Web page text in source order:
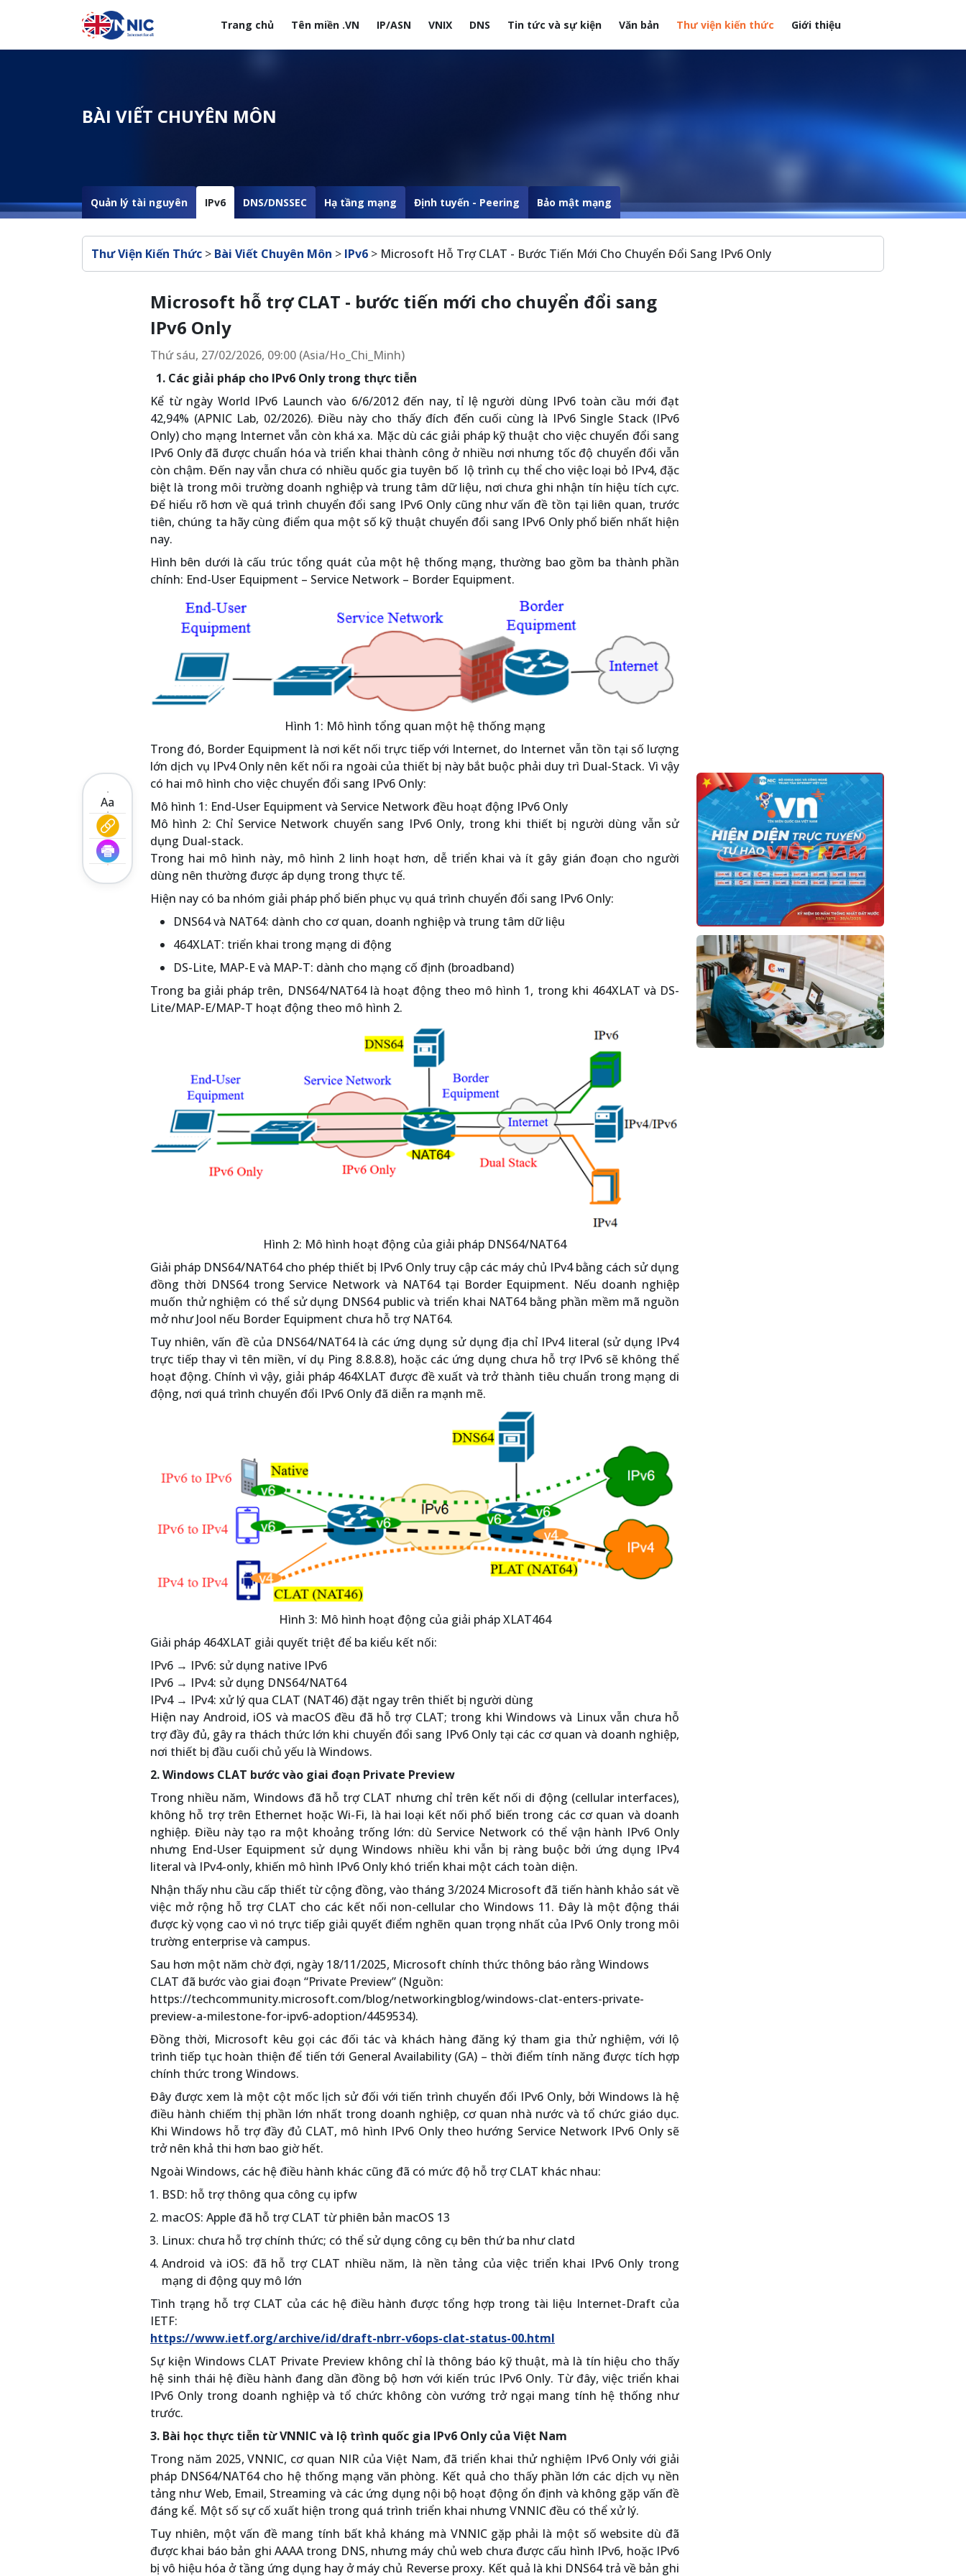
Nhảy đến nội dung
Trang chủ Tên miền .VN IP/ASN VNIX DNS Tin tức và sự kiện Văn bản Thư viện kiến thức Giới thiệu
Menuheader của website
BÀI VIẾT CHUYÊN MÔN
Quản lý tài nguyên IPv6 DNS/DNSSEC Hạ tầng mạng Định tuyến - Peering Bảo mật mạng
Breadcrumb
Thư Viện Kiến Thức > Bài Viết Chuyên Môn > IPv6 > Microsoft Hỗ Trợ CLAT - Bước Tiến Mới Cho Chuyển Đổi Sang IPv6 Only
Aa
Microsoft hỗ trợ CLAT - bước tiến mới cho chuyển đổi sang
IPv6 Only
Thứ sáu, 27/02/2026, 09:00 (Asia/Ho_Chi_Minh)
1. Các giải pháp cho IPv6 Only trong thực tiễn
Kể từ ngày World IPv6 Launch vào 6/6/2012 đến nay, tỉ lệ người dùng IPv6 toàn cầu mới đạt
42,94% (APNIC Lab, 02/2026). Điều này cho thấy đích đến cuối cùng là IPv6 Single Stack (IPv6
Only) cho mạng Internet vẫn còn khá xa. Mặc dù các giải pháp kỹ thuật cho việc chuyển đổi sang
IPv6 Only đã được chuẩn hóa và triển khai thành công ở nhiều nơi nhưng tốc độ chuyển đổi vẫn
còn chậm. Đến nay vẫn chưa có nhiều quốc gia tuyên bố lộ trình cụ thể cho việc loại bỏ IPv4, đặc
biệt là trong môi trường doanh nghiệp và trung tâm dữ liệu, nơi chưa ghi nhận tín hiệu tích cực.
Để hiểu rõ hơn về quá trình chuyển đổi sang IPv6 Only cũng như vấn đề tồn tại liên quan, trước
tiên, chúng ta hãy cùng điểm qua một số kỹ thuật chuyển đổi sang IPv6 Only phổ biến nhất hiện
nay.
Hình bên dưới là cấu trúc tổng quát của một hệ thống mạng, thường bao gồm ba thành phần
chính: End-User Equipment – Service Network – Border Equipment.
Hình 1: Mô hình tổng quan một hệ thống mạng
Trong đó, Border Equipment là nơi kết nối trực tiếp với Internet, do Internet vẫn tồn tại số lượng
lớn dịch vụ IPv4 Only nên kết nối ra ngoài của thiết bị này bắt buộc phải duy trì Dual-Stack. Vì vậy
có hai mô hình cho việc chuyển đổi sang IPv6 Only:
Mô hình 1: End-User Equipment và Service Network đều hoạt động IPv6 Only
Mô hình 2: Chỉ Service Network chuyển sang IPv6 Only, trong khi thiết bị người dùng vẫn sử
dụng Dual-stack.
Trong hai mô hình này, mô hình 2 linh hoạt hơn, dễ triển khai và ít gây gián đoạn cho người
dùng nên thường được áp dụng trong thực tế.
Hiện nay có ba nhóm giải pháp phổ biến phục vụ quá trình chuyển đổi sang IPv6 Only:
DNS64 và NAT64: dành cho cơ quan, doanh nghiệp và trung tâm dữ liệu
464XLAT: triển khai trong mạng di động
DS-Lite, MAP-E và MAP-T: dành cho mạng cố định (broadband)
Trong ba giải pháp trên, DNS64/NAT64 là hoạt động theo mô hình 1, trong khi 464XLAT và DS-
Lite/MAP-E/MAP-T hoạt động theo mô hình 2.
Hình 2: Mô hình hoạt động của giải pháp DNS64/NAT64
Giải pháp DNS64/NAT64 cho phép thiết bị IPv6 Only truy cập các máy chủ IPv4 bằng cách sử dụng
đồng thời DNS64 trong Service Network và NAT64 tại Border Equipment. Nếu doanh nghiệp
muốn thử nghiệm có thể sử dụng DNS64 public và triển khai NAT64 bằng phần mềm mã nguồn
mở như Jool nếu Border Equipment chưa hỗ trợ NAT64.
Tuy nhiên, vấn đề của DNS64/NAT64 là các ứng dụng sử dụng địa chỉ IPv4 literal (sử dụng IPv4
trực tiếp thay vì tên miền, ví dụ Ping 8.8.8.8), hoặc các ứng dụng chưa hỗ trợ IPv6 sẽ không thể
hoạt động. Chính vì vậy, giải pháp 464XLAT được đề xuất và trở thành tiêu chuẩn trong mạng di
động, nơi quá trình chuyển đổi IPv6 Only đã diễn ra mạnh mẽ.
Hình 3: Mô hình hoạt động của giải pháp XLAT464
Giải pháp 464XLAT giải quyết triệt để ba kiểu kết nối:
IPv6 → IPv6: sử dụng native IPv6
IPv6 → IPv4: sử dụng DNS64/NAT64
IPv4 → IPv4: xử lý qua CLAT (NAT46) đặt ngay trên thiết bị người dùng
Hiện nay Android, iOS và macOS đều đã hỗ trợ CLAT; trong khi Windows và Linux vẫn chưa hỗ
trợ đầy đủ, gây ra thách thức lớn khi chuyển đổi sang IPv6 Only tại các cơ quan và doanh nghiệp,
nơi thiết bị đầu cuối chủ yếu là Windows.
2. Windows CLAT bước vào giai đoạn Private Preview
Trong nhiều năm, Windows đã hỗ trợ CLAT nhưng chỉ trên kết nối di động (cellular interfaces),
không hỗ trợ trên Ethernet hoặc Wi-Fi, là hai loại kết nối phổ biến trong các cơ quan và doanh
nghiệp. Điều này tạo ra một khoảng trống lớn: dù Service Network có thể vận hành IPv6 Only
nhưng End-User Equipment sử dụng Windows nhiều khi vẫn bị ràng buộc bởi ứng dụng IPv4
literal và IPv4-only, khiến mô hình IPv6 Only khó triển khai một cách toàn diện.
Nhận thấy nhu cầu cấp thiết từ cộng đồng, vào tháng 3/2024 Microsoft đã tiến hành khảo sát về
việc mở rộng hỗ trợ CLAT cho các kết nối non-cellular cho Windows 11. Đây là một động thái
được kỳ vọng cao vì nó trực tiếp giải quyết điểm nghẽn quan trọng nhất của IPv6 Only trong môi
trường enterprise và campus.
Sau hơn một năm chờ đợi, ngày 18/11/2025, Microsoft chính thức thông báo rằng Windows
CLAT đã bước vào giai đoạn “Private Preview” (Nguồn:
https://techcommunity.microsoft.com/blog/networkingblog/windows-clat-enters-private-
preview-a-milestone-for-ipv6-adoption/4459534).
Đồng thời, Microsoft kêu gọi các đối tác và khách hàng đăng ký tham gia thử nghiệm, với lộ
trình tiếp tục hoàn thiện để tiến tới General Availability (GA) – thời điểm tính năng được tích hợp
chính thức trong Windows.
Đây được xem là một cột mốc lịch sử đối với tiến trình chuyển đổi IPv6 Only, bởi Windows là hệ
điều hành chiếm thị phần lớn nhất trong doanh nghiệp, cơ quan nhà nước và tổ chức giáo dục.
Khi Windows hỗ trợ đầy đủ CLAT, mô hình IPv6 Only theo hướng Service Network IPv6 Only sẽ
trở nên khả thi hơn bao giờ hết.
Ngoài Windows, các hệ điều hành khác cũng đã có mức độ hỗ trợ CLAT khác nhau:
BSD: hỗ trợ thông qua công cụ ipfw
macOS: Apple đã hỗ trợ CLAT từ phiên bản macOS 13
Linux: chưa hỗ trợ chính thức; có thể sử dụng công cụ bên thứ ba như clatd
Android và iOS: đã hỗ trợ CLAT nhiều năm, là nền tảng của việc triển khai IPv6 Only trong
mạng di động quy mô lớn
Tình trạng hỗ trợ CLAT của các hệ điều hành được tổng hợp trong tài liệu Internet-Draft của
IETF:
https://www.ietf.org/archive/id/draft-nbrr-v6ops-clat-status-00.html
Sự kiện Windows CLAT Private Preview không chỉ là thông báo kỹ thuật, mà là tín hiệu cho thấy
hệ sinh thái hệ điều hành đang dần đồng bộ hơn với kiến trúc IPv6 Only. Từ đây, việc triển khai
IPv6 Only trong doanh nghiệp và tổ chức không còn vướng trở ngại mang tính hệ thống như
trước.
3. Bài học thực tiễn từ VNNIC và lộ trình quốc gia IPv6 Only của Việt Nam
Trong năm 2025, VNNIC, cơ quan NIR của Việt Nam, đã triển khai thử nghiệm IPv6 Only với giải
pháp DNS64/NAT64 cho hệ thống mạng văn phòng. Kết quả cho thấy phần lớn các dịch vụ nền
tảng như Web, Email, Streaming và các ứng dụng nội bộ hoạt động ổn định và không gặp vấn đề
đáng kể. Một số sự cố xuất hiện trong quá trình triển khai nhưng VNNIC đều có thể xử lý.
Tuy nhiên, một vấn đề mang tính bất khả kháng mà VNNIC gặp phải là một số website dù đã
được khai báo bản ghi AAAA trong DNS, nhưng máy chủ web chưa được cấu hình IPv6, hoặc IPv6
bị vô hiệu hóa ở tầng ứng dụng hay ở máy chủ Reverse proxy. Kết quả là khi DNS64 trả về bản ghi